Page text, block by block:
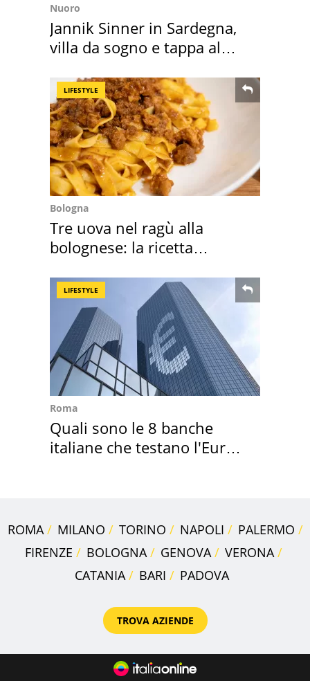
Nuoro
Jannik Sinner in Sardegna,
villa da sogno e tappa al
LIFESTYLE
Bologna
Tre uova nel ragù alla
bolognese: la ricetta
LIFESTYLE
Roma
Quali sono le 8 banche
italiane che testano l'Euro
ROMA MILANO TORINO NAPOLI
PALERMO
FIRENZE
BOLOGNA GENOVA
VERONA
CATANIA
BARI PADOVA
TROVA AZIENDE